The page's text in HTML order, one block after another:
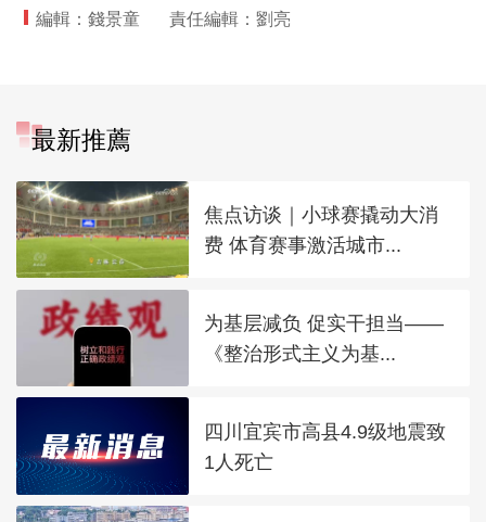
編輯：錢景童 責任編輯：劉亮
最新推薦
焦点访谈｜小球赛撬动大消
费 体育赛事激活城市...
为基层减负 促实干担当——
《整治形式主义为基...
四川宜宾市高县4.9级地震致
1人死亡